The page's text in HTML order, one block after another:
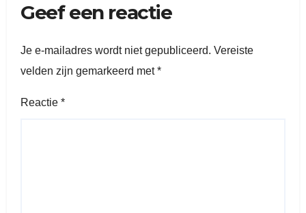
Geef een reactie
Je e-mailadres wordt niet gepubliceerd. Vereiste
velden zijn gemarkeerd met*
Reactie *